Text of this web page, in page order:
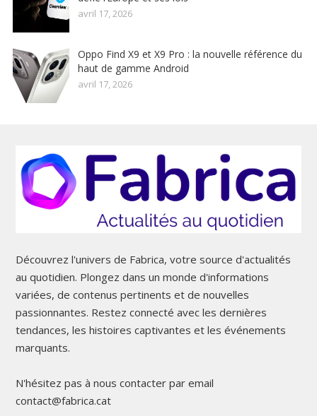
avril 17, 2026
Oppo Find X9 et X9 Pro : la nouvelle référence du
haut de gamme Android
avril 17, 2026
Découvrez l'univers de Fabrica, votre source d'actualités
au quotidien. Plongez dans un monde d'informations
variées, de contenus pertinents et de nouvelles
passionnantes. Restez connecté avec les dernières
tendances, les histoires captivantes et les événements
marquants.
N'hésitez pas à nous contacter par email
contact@fabrica.cat